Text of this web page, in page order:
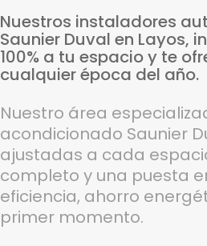
Nuestros instaladores
Saunier Duval en Layos,
100% a tu espacioy te
cualquierépoca del año.
Nuestro área
acondicionado Saunier
ajustadas a cada
completo y una puesta
eficiencia, ahorro
primer momento.